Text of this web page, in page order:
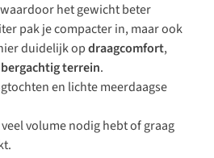
het gewicht beter
pak je compacter in, maar ook
duidelijk opdraagcomfort,
terrein.
en lichte meerdaagse
veel volume nodig hebt of graag